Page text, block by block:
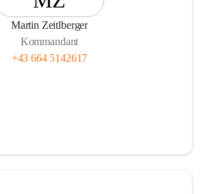
Martin Zeitlberger
Kommandant
+43 664 5142617